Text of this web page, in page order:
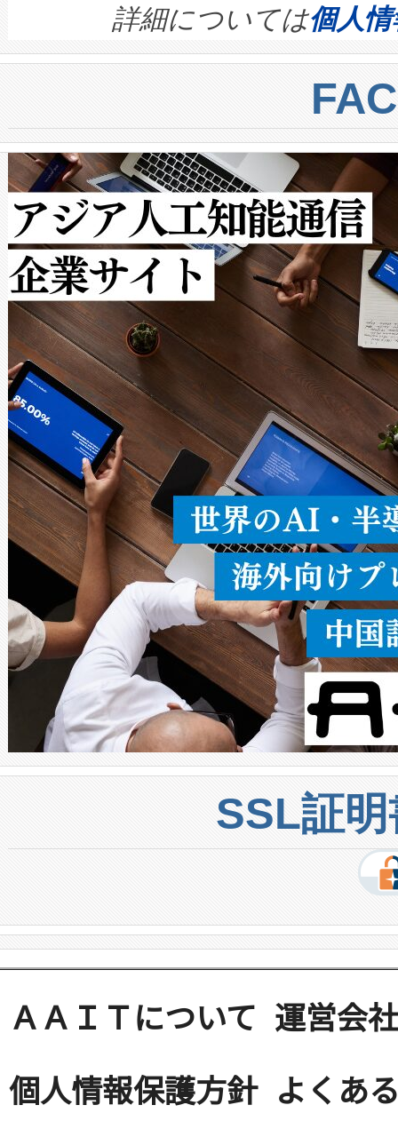
quality and reliability for AI
BESS stack to ensure battery
centers. Voltaiqは、ai&のAI
からシステム統合、試運転、
クルの各段階のデータを監視
[…]
す。ノーマルモードでは、
ートル先まで検出でき、これ
トに対して約600メートルに
では、反射率10％のターゲッ
で向上し、最大検知距離は
ットだけで最大1キロメート
ルの変電所周囲を監視でき、
作業と点群処理を簡素化でき
Avia 2は、2種類のFOVオプシ
× 80°のノーマルモード、長
ードを切り替えて使用するこ
ることなく、単一のデバイス
うにします。遠距離まで届く
密度なスキャ […]
詳細については個人
SSL証
ＡＡＩＴについて 運営会社
個人情報保護方針 よくあ